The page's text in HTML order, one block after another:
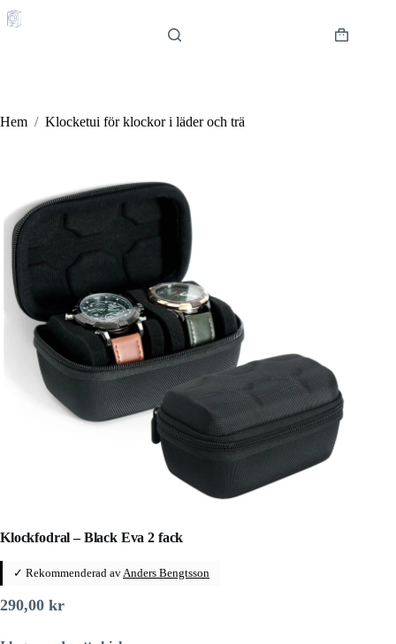
till
Varukorg
Hem / Klocketui för klockor i läder och trä
Klockfodral – Black Eva 2 fack
✓ Rekommenderad av Anders Bengtsson
290,00 kr